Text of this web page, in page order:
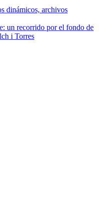
dinámicos, archivos
un recorrido por el fondo de
i Torres